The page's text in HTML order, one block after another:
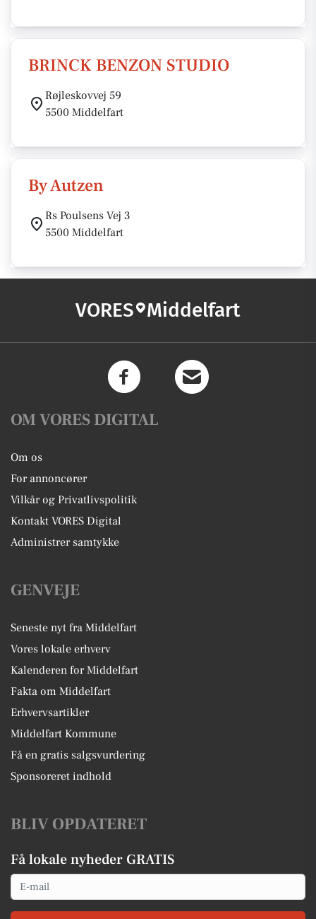
BRINCK BENZON STUDIO
Røjleskovvej 59
5500 Middelfart
By Autzen
Rs Poulsens Vej 3
5500 Middelfart
VORES Middelfart
OM VORES DIGITAL
Om os
For annoncører
Vilkår og Privatlivspolitik
Kontakt VORES Digital
Administrer samtykke
GENVEJE
Seneste nyt fra Middelfart
Vores lokale erhverv
Kalenderen for Middelfart
Fakta om Middelfart
Erhvervsartikler
Middelfart Kommune
Få en gratis salgsvurdering
Sponsoreret indhold
BLIV OPDATERET
Få lokale nyheder GRATIS
Email